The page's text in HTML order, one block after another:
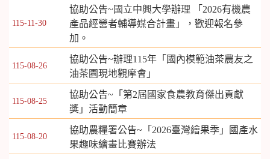
115-11-30
協助公告~國立中興大學辦理 「2026有機農
產品經營者輔導媒合計畫」，歡迎報名參
加。
115-08-26
協助公告~辦理115年「國內模範油茶農友之
油茶園現地觀摩會」
115-08-25
協助公告~「第2屆國家食農教育傑出貢獻
獎」活動簡章
115-08-20
協助農糧署公告~「2026臺灣繪果季」國產水
果趣味繪畫比賽辦法